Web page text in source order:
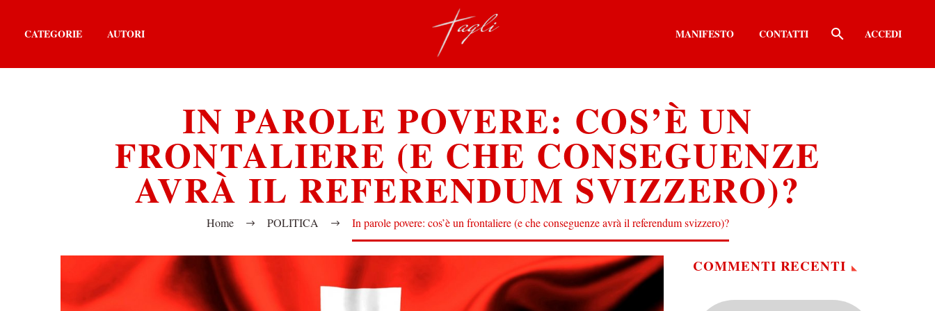
CATEGORIE AUTORI MANIFESTO CONTATTI ACCEDI
IN PAROLE POVERE: COS’È UN
FRONTALIERE (E CHE CONSEGUENZE
AVRÀ IL REFERENDUM SVIZZERO)?
Home POLITICA In parole povere: cos’è un frontaliere (e che conseguenze avrà il referendum svizzero)?
COMMENTI RECENTI